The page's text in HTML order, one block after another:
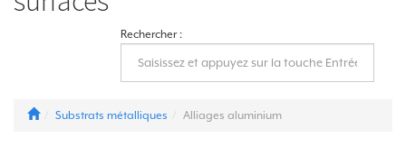
Rechercher :
Substrats métalliques Alliages aluminium